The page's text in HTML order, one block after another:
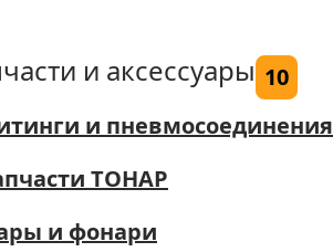
и аксессуары 10
и пневмосоединения
ТОНАР
и фонари